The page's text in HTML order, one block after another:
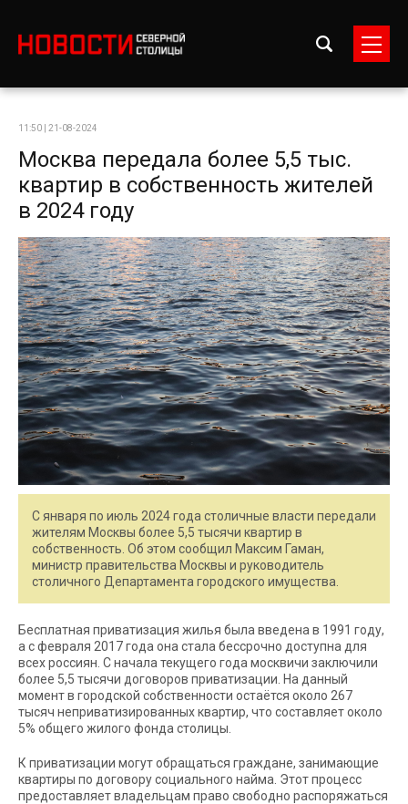
11:50 | 21-08-2024
Москва передала более 5,5 тыс.
квартир в собственность жителей
в 2024 году
С января по июль 2024 года столичные власти передали
жителям Москвы более 5,5 тысячи квартир в
собственность. Об этом сообщил Максим Гаман,
министр правительства Москвы и руководитель
столичного Департамента городского имущества.
Бесплатная приватизация жилья была введена в 1991 году,
а с февраля 2017 года она стала бессрочно доступна для
всех россиян. С начала текущего года москвичи заключили
более 5,5 тысячи договоров приватизации. На данный
момент в городской собственности остаётся около 267
тысяч неприватизированных квартир, что составляет около
5% общего жилого фонда столицы.
К приватизации могут обращаться граждане, занимающие
квартиры по договору социального найма. Этот процесс
предоставляет владельцам право свободно распоряжаться